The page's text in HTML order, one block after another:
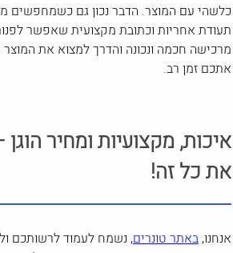
כלשהי עם המוצר. הדבר נכון גם כשמחפשים
תעודת אחריות וכתובת מקצועית שאפשר
מרכישה חכמה ונכונה והדרך למצוא את
אתכם זמן רב.
איכות, מקצועיות ומחיר
את כל זה!
אנחנו,באתר טונרים, נשמח לעמוד לרשותכם